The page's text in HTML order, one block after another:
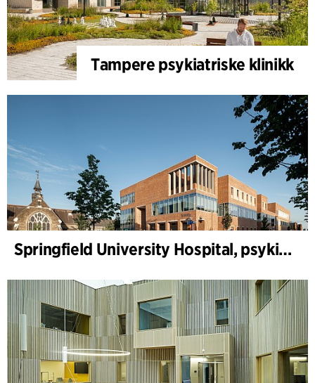
Tampere psykiatriske klinikk
Springfield University Hospital, psykiatri